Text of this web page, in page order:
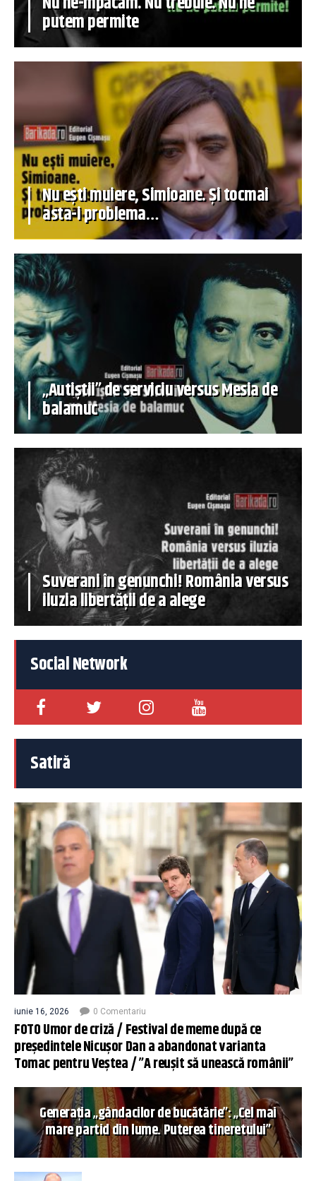
putem permite
Nu ești muiere, Simioane. Și tocmai
asta-i problema…
„Autiștii” de serviciu versus Mesia de
balamuc
Suverani în genunchi! România versus
iluzia libertății de a alege
Social Network
Satiră
iunie 16, 2026 0 Comentariu
FOTO Umor de criză / Festival de meme după ce
președintele Nicușor Dan a abandonat varianta
Tomac pentru Veștea / ”A reușit să unească românii”
Generația „gândacilor de bucătărie”: „Cel mai
mare partid din lume. Puterea tineretului”